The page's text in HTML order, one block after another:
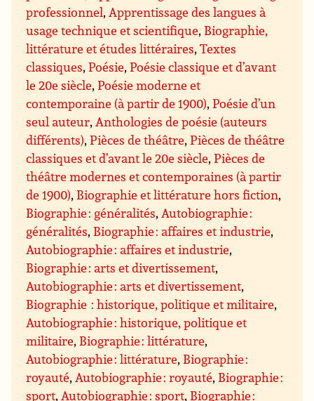
professionnel,Apprentissage des langues à
usage technique et scientifique, Biographie,
littérature et études littéraires,Textes
classiques,Poésie,Poésie classique et d’avant
le 20e siècle,Poésie moderne et
contemporaine (à partir de 1900),Poésie d’un
seul auteur,Anthologies de poésie (auteurs
différents),Pièces de théâtre,Pièces de théâtre
classiques et d’avant le 20e siècle,Pièces de
théâtre modernes et contemporaines (à partir
de 1900), Biographie et littérature hors fiction,
Biographie : généralités,Autobiographie :
généralités, Biographie : affaires et industrie,
Autobiographie : affaires et industrie,
Biographie : arts et divertissement,
Autobiographie : arts et divertissement,
Biographie : historique, politique et militaire,
Autobiographie : historique, politique et
militaire, Biographie : littérature,
Autobiographie : littérature, Biographie :
royauté,Autobiographie : royauté, Biographie :
sport,Autobiographie : sport, Biographie :